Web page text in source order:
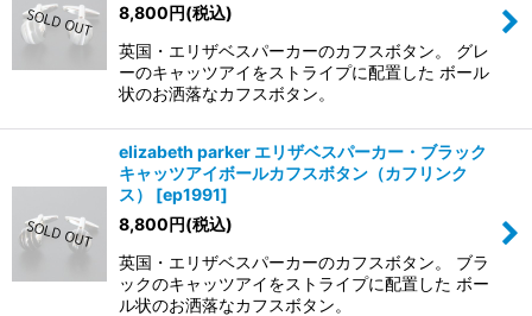
8,800円(税込)
英国・エリザベスパーカーのカフスボタン。 グレ
ーのキャッツアイをストライプに配置した ボール
状のお洒落なカフスボタン。
elizabeth parker エリザベスパーカー・ブラック
キャッツアイボールカフスボタン（カフリンク
ス）
[ep1991]
8,800円(税込)
英国・エリザベスパーカーのカフスボタン。 ブラ
ックのキャッツアイをストライプに配置した ボー
ル状のお洒落なカフスボタン。